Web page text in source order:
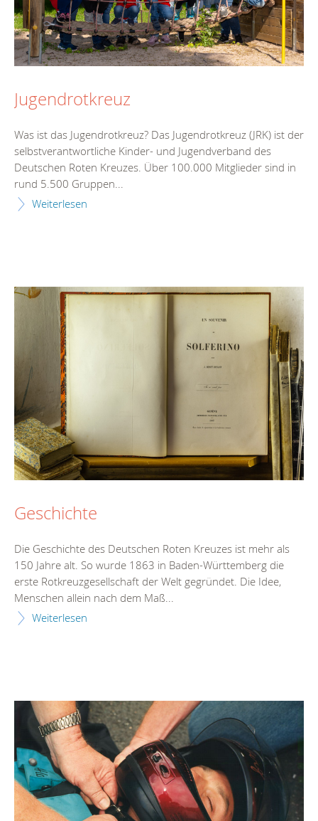
Jugendrotkreuz
Was ist das Jugendrotkreuz? Das Jugendrotkreuz (JRK) ist der
selbstverantwortliche Kinder- und Jugendverband des
Deutschen Roten Kreuzes. Über 100.000 Mitglieder sind in
rund 5.500 Gruppen...
Weiterlesen
Geschichte
Die Geschichte des Deutschen Roten Kreuzes ist mehr als
150 Jahre alt. So wurde 1863 in Baden-Württemberg die
erste Rotkreuzgesellschaft der Welt gegründet. Die Idee,
Menschen allein nach dem Maß...
Weiterlesen